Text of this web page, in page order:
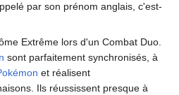
par son prénom anglais, c'est-
Extrême lors d'un Combat Duo.
sont parfaitement synchronisés, à
et réalisent
Ils réussissent presque à